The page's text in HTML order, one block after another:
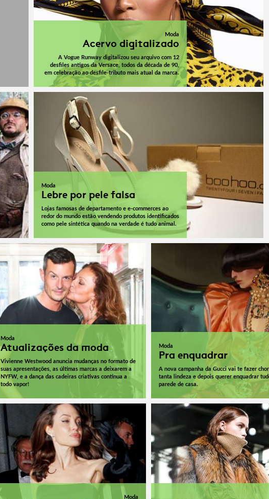
Moda
Acervo digitalizado
A Vogue Runway digitalizou seu arquivo com 12
desfiles antigos da Versace, todos da década de 90,
em celebração ao desfile-tributo mais atual da marca.
Moda
Lebre por pele falsa
Lojas famosas de departamento e e-commerces ao
redor do mundo estão vendendo produtos identificados
como pele sintética quando na verdade é tudo animal.
Moda
Atualizações da moda
Vivienne Westwood anuncia mudanças no formato de
suas apresentações, as últimas marcas a deixarem a
NYFW, e a dança das cadeiras criativas continua a
todo vapor!
Moda
Pra enquadrar
A nova campanha da Gucci vai te fazer
tanta lindeza e depois querer enquadrar
parede de casa.
Moda